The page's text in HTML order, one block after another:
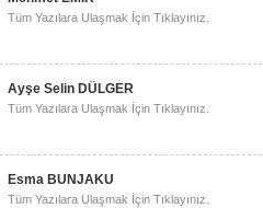
Tüm Yazılara Ulaşmak İçin Tıklayınız.
Ayşe Selin DÜLGER
Tüm Yazılara Ulaşmak İçin Tıklayınız.
Esma BUNJAKU
Tüm Yazılara Ulaşmak İçin Tıklayınız.